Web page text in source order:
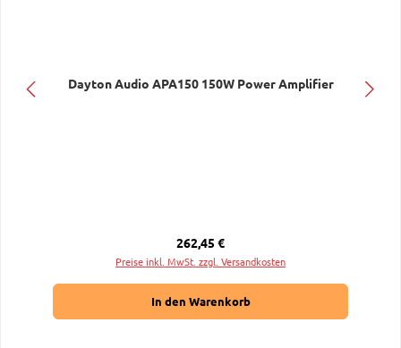
Dayton Audio APA150 150W Power Amplifier
Regulärer Preis:
262,45 €
Preise inkl. MwSt. zzgl. Versandkosten
In den Warenkorb